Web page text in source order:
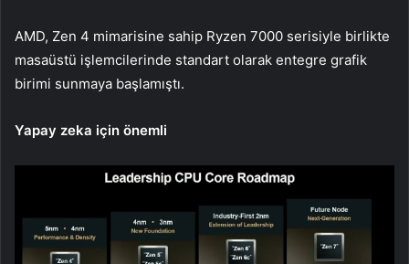
AMD, Zen 4 mimarisine sahip Ryzen 7000 serisiyle birlikte
masaüstü işlemcilerinde standart olarak entegre grafik
birimi sunmaya başlamıştı.
Yapay zeka için önemli